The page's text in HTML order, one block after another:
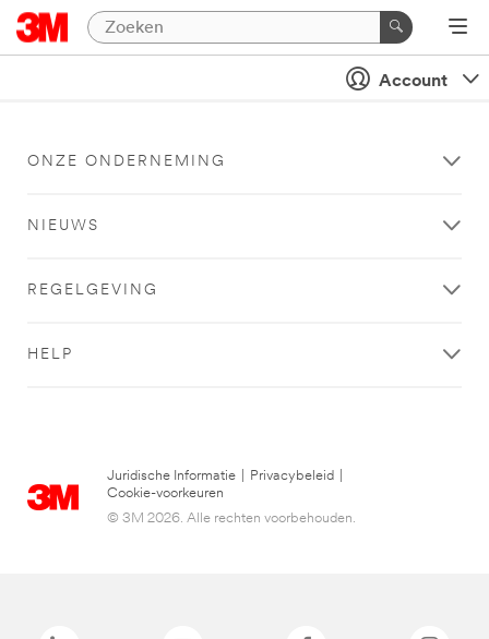
Account
ONZE ONDERNEMING
NIEUWS
REGELGEVING
HELP
Juridische Informatie Privacybeleid
Cookie-voorkeuren
© 3M 2026. Alle rechten voorbehouden.